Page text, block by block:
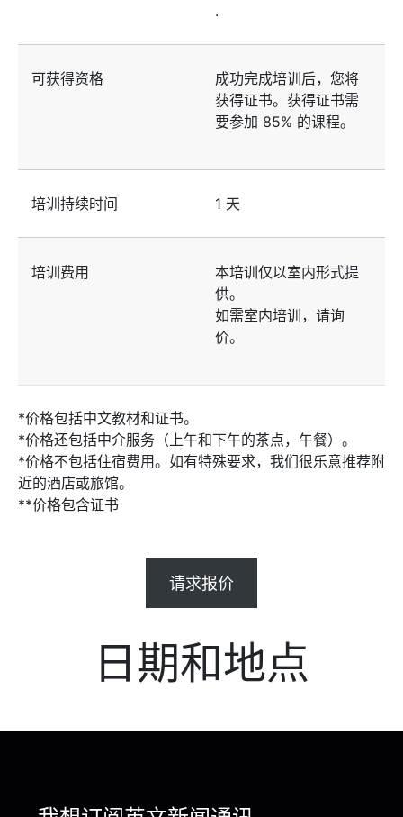
.
可获得资格
成功完成培训后，您将
获得证书。获得证书需
要参加 85% 的课程。
培训持续时间 1 天
培训费用
本培训仅以室内形式提
供。
如需室内培训，请询
价。
*价格包括中文教材和证书。
*价格还包括中介服务（上午和下午的茶点，午餐）。
*价格不包括住宿费用。如有特殊要求，我们很乐意推荐附
近的酒店或旅馆。
**价格包含证书
请求报价
日期和地点